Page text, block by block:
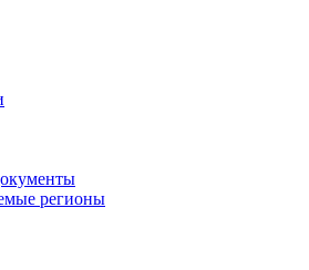
регионы